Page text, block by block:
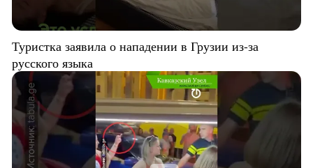
Туристка заявила о нападении в Грузии из-за
русского языка